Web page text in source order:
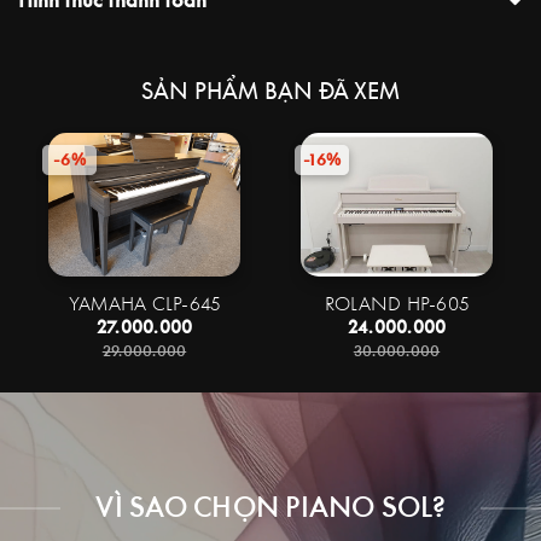
SẢN PHẨM BẠN ĐÃ XEM
-6%
YAMAHA CLP-645
27.000.000
29.000.000
-16%
ROLAND HP-605
24.000.000
30.000.000
VÌ SAO CHỌN PIANO SOL?